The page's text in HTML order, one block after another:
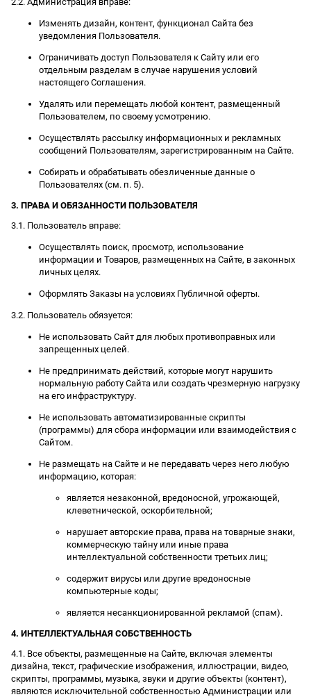
Изменять дизайн, контент, функционал Сайта без
уведомления Пользователя.
Ограничивать доступ Пользователя к Сайту или его
отдельным разделам в случае нарушения условий
настоящего Соглашения.
Удалять или перемещать любой контент, размещенный
Пользователем, по своему усмотрению.
Осуществлять рассылку информационных и рекламных
сообщений Пользователям, зарегистрированным на Сайте.
Собирать и обрабатывать обезличенные данные о
Пользователях (см. п. 5).
3. ПРАВА И ОБЯЗАННОСТИ ПОЛЬЗОВАТЕЛЯ
3.1. Пользователь вправе:
Осуществлять поиск, просмотр, использование
информации и Товаров, размещенных на Сайте, в законных
личных целях.
Оформлять Заказы на условиях Публичной оферты.
3.2. Пользователь обязуется:
Не использовать Сайт для любых противоправных или
запрещенных целей.
Не предпринимать действий, которые могут нарушить
нормальную работу Сайта или создать чрезмерную нагрузку
на его инфраструктуру.
Не использовать автоматизированные скрипты
(программы) для сбора информации или взаимодействия с
Сайтом.
Не размещать на Сайте и не передавать через него любую
информацию, которая:
является незаконной, вредоносной, угрожающей,
клеветнической, оскорбительной;
нарушает авторские права, права на товарные знаки,
коммерческую тайну или иные права
интеллектуальной собственности третьих лиц;
содержит вирусы или другие вредоносные
компьютерные коды;
является несанкционированной рекламой (спам).
4. ИНТЕЛЛЕКТУАЛЬНАЯ СОБСТВЕННОСТЬ
4.1. Все объекты, размещенные на Сайте, включая элементы
дизайна, текст, графические изображения, иллюстрации, видео,
скрипты, программы, музыка, звуки и другие объекты (контент),
являются исключительной собственностью Администрации или